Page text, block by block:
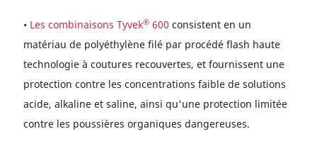
• Les combinaisons Tyvek® 600 consistent en un
matériau de polyéthylène filé par procédé flash haute
technologie à coutures recouvertes, et fournissent une
protection contre les concentrations faible de solutions
acide, alkaline et saline, ainsi qu'une protection limitée
contre les poussières organiques dangereuses.